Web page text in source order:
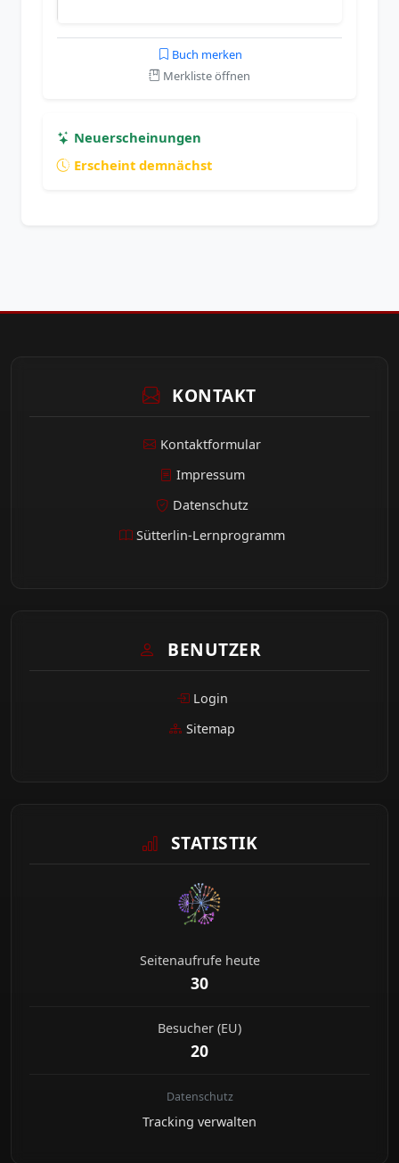
Buch merken
Merkliste öffnen
Neuerscheinungen
Erscheint demnächst
KONTAKT
Kontaktformular
Impressum
Datenschutz
Sütterlin-Lernprogramm
BENUTZER
Login
Sitemap
STATISTIK
Seitenaufrufe heute
30
Besucher (EU)
20
Datenschutz
Tracking verwalten